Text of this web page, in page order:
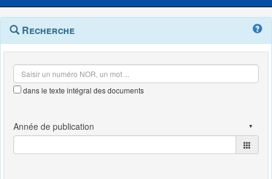
Navigation
outils
Menu
contextuel
Recherche
dans le texte intégral des documents